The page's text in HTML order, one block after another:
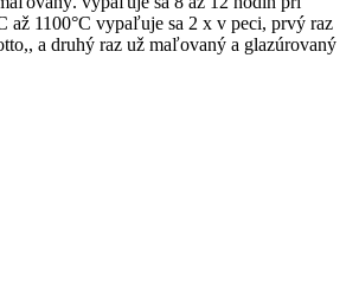
až 1100°C vypaľuje sa 2 x v peci, prvý raz
a druhý raz už maľovaný a glazúrovaný